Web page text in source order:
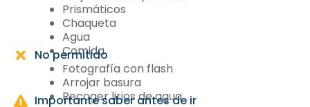
Prismáticos
Chaqueta
Agua
Comida
No permitido
Fotografía con flash
Arrojar basura
Recoger lirios de agua
Importante saber antes de ir